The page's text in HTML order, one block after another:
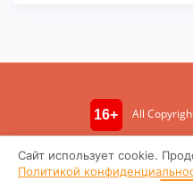
16+
All
Сайт использует cookie.
Политикой